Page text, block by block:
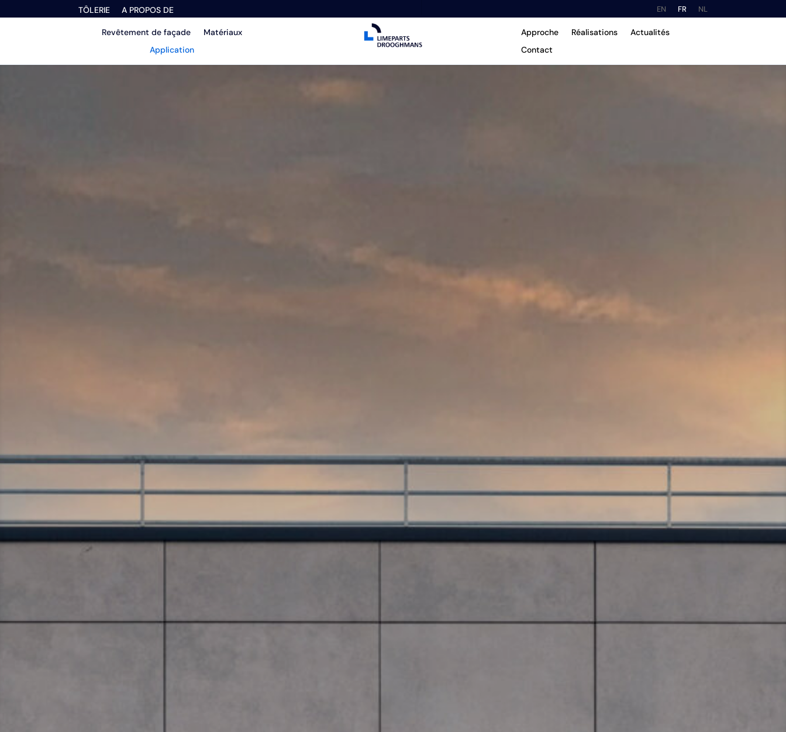
TÔLERIE A PROPOS DE NL
FR
EN
Revêtement de façade
Matériaux
Application
Approche Réalisations
Actualités
Contact